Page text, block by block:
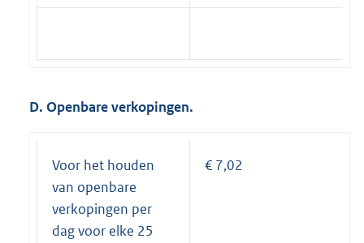
D. Openbare verkopingen.
Voor het houden
van openbare
verkopingen per
dag voor elke 25
€ 7,02